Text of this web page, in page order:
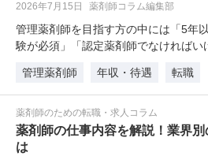
2026年7月15日 薬剤師コラム編集部
管理薬剤師を目指す方の中には「5年
験が必須」「認定薬剤師でなければい
管理薬剤師
年収・待遇 転職
薬剤師のための転職・求人コラム
薬剤師の仕事内容を解説！業界別
は